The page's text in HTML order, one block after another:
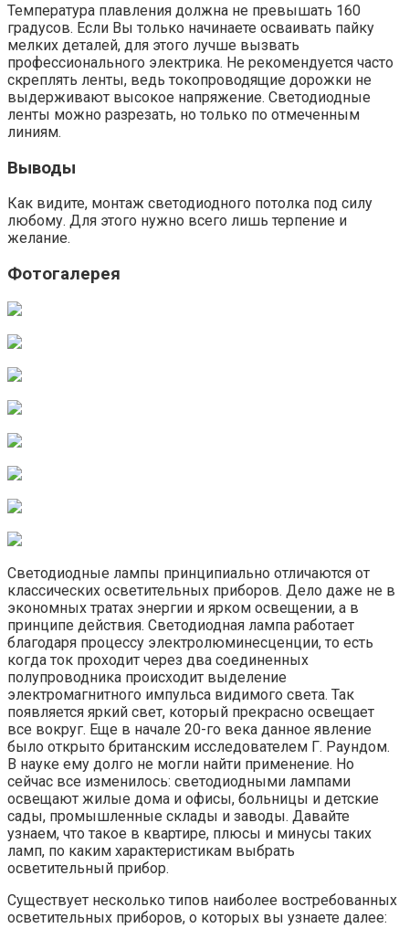
Температура плавления должна не превышать 160
градусов. Если Вы только начинаете осваивать пайку
мелких деталей, для этого лучше вызвать
профессионального электрика. Не рекомендуется часто
скреплять ленты, ведь токопроводящие дорожки не
выдерживают высокое напряжение. Светодиодные
ленты можно разрезать, но только по отмеченным
линиям.
Выводы
Как видите, монтаж светодиодного потолка под силу
любому. Для этого нужно всего лишь терпение и
желание.
Фотогалерея
Светодиодные лампы принципиально отличаются от
классических осветительных приборов. Дело даже не в
экономных тратах энергии и ярком освещении, а в
принципе действия. Светодиодная лампа работает
благодаря процессу электролюминесценции, то есть
когда ток проходит через два соединенных
полупроводника происходит выделение
электромагнитного импульса видимого света. Так
появляется яркий свет, который прекрасно освещает
все вокруг. Еще в начале 20-го века данное явление
было открыто британским исследователем Г. Раундом.
В науке ему долго не могли найти применение. Но
сейчас все изменилось: светодиодными лампами
освещают жилые дома и офисы, больницы и детские
сады, промышленные склады и заводы. Давайте
узнаем, что такое в квартире, плюсы и минусы таких
ламп, по каким характеристикам выбрать
осветительный прибор.
Существует несколько типов наиболее востребованных
осветительных приборов, о которых вы узнаете далее: